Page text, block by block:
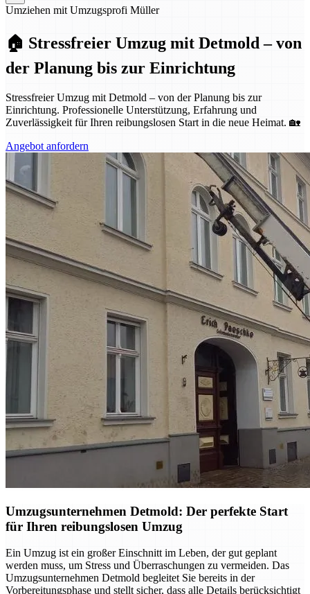
Umziehen mit Umzugsprofi Müller
🏠 Stressfreier Umzug mit Detmold – von
der Planung bis zur Einrichtung
Stressfreier Umzug mit Detmold – von der Planung bis zur
Einrichtung. Professionelle Unterstützung, Erfahrung und
Zuverlässigkeit für Ihren reibungslosen Start in die neue Heimat. 🏡
Angebot anfordern
Umzugsunternehmen Detmold: Der perfekte Start
für Ihren reibungslosen Umzug
Ein Umzug ist ein großer Einschnitt im Leben, der gut geplant
werden muss, um Stress und Überraschungen zu vermeiden. Das
Umzugsunternehmen Detmold begleitet Sie bereits in der
Vorbereitungsphase und stellt sicher, dass alle Details berücksichtigt